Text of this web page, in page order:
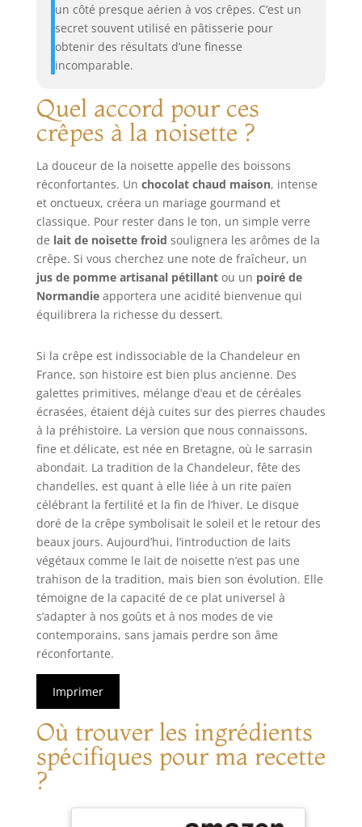
un côté presque aérien à vos crêpes. C’est un
secret souvent utilisé en pâtisserie pour
obtenir des résultats d’une finesse
incomparable.
Quel accord pour ces
crêpes à la noisette ?
La douceur de la noisette appelle des boissons
réconfortantes. Un chocolat chaud maison, intense
et onctueux, créera un mariage gourmand et
classique. Pour rester dans le ton, un simple verre
de lait de noisette froid soulignera les arômes de la
crêpe. Si vous cherchez une note de fraîcheur, un
jus de pomme artisanal pétillantou un poiré de
Normandieapportera une acidité bienvenue qui
équilibrera la richesse du dessert.
Si la crêpe est indissociable de la Chandeleur en
France, son histoire est bien plus ancienne. Des
galettes primitives, mélange d’eau et de céréales
écrasées, étaient déjà cuites sur des pierres chaudes
à la préhistoire. La version que nous connaissons,
fine et délicate, est née en Bretagne, où le sarrasin
abondait. La tradition de la Chandeleur, fête des
chandelles, est quant à elle liée à un rite païen
célébrant la fertilité et la fin de l’hiver. Le disque
doré de la crêpe symbolisait le soleil et le retour des
beaux jours. Aujourd’hui, l’introduction de laits
végétaux comme le lait de noisette n’est pas une
trahison de la tradition, mais bien son évolution. Elle
témoigne de la capacité de ce plat universel à
s’adapter à nos goûts et à nos modes de vie
contemporains, sans jamais perdre son âme
réconfortante.
Imprimer
Où trouver les ingrédients
spécifiques pour ma recette
?